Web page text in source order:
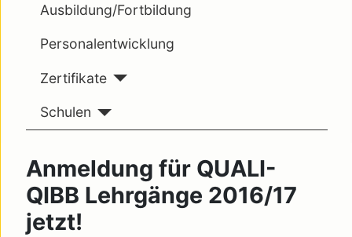
Ausbildung/Fortbildung
Personalentwicklung
Zertifikate
Schulen
Anmeldung für QUALI-
QIBB Lehrgänge 2016/17
jetzt!